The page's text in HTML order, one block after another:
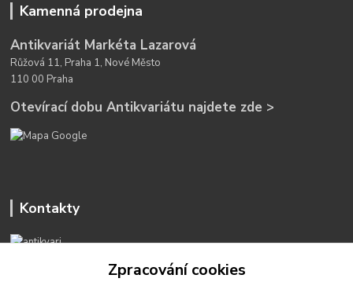
Kamenná prodejna
Antikvariát Markéta Lazarová
Růžová 11, Praha 1, Nové Město
110 00 Praha
Otevírací dobu Antikvariátu najdete zde >
Kontakty
Zpracování cookies